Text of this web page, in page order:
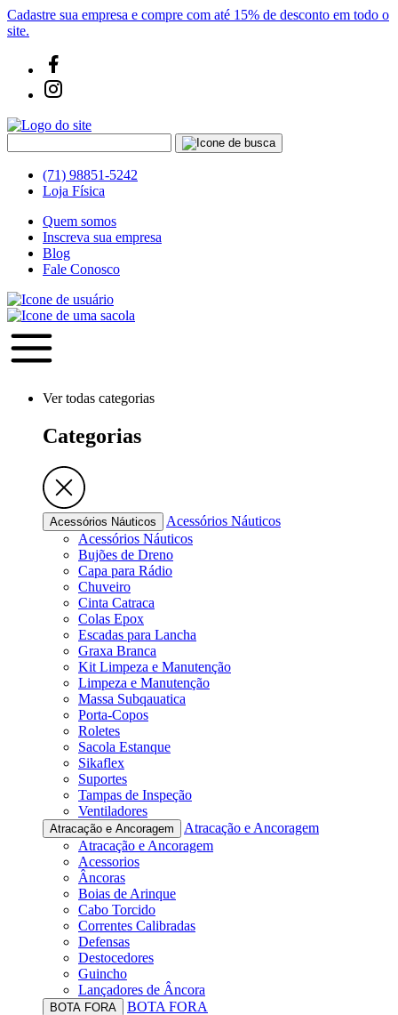
Cadastre sua empresa e compre com até 15% de desconto em todo o
site.
(71) 98851-5242
Loja Física
Quem somos
Inscreva sua empresa
Blog
Fale Conosco
Ver todas categorias
Categorias
Acessórios Náuticos
Acessórios Náuticos
Acessórios Náuticos
Bujões de Dreno
Capa para Rádio
Chuveiro
Cinta Catraca
Colas Epox
Escadas para Lancha
Graxa Branca
Kit Limpeza e Manutenção
Limpeza e Manutenção
Massa Subqauatica
Porta-Copos
Roletes
Sacola Estanque
Sikaflex
Suportes
Tampas de Inspeção
Ventiladores
Atracação e Ancoragem
Atracação e Ancoragem
Atracação e Ancoragem
Acessorios
Âncoras
Boias de Arinque
Cabo Torcido
Correntes Calibradas
Defensas
Destocedores
Guincho
Lançadores de Âncora
BOTA FORA
BOTA FORA